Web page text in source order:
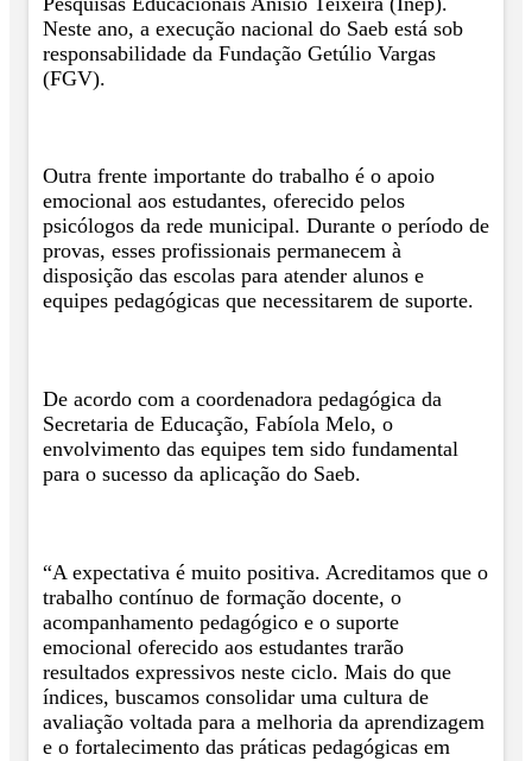
Neste ano, a execução nacional do Saeb está sob
responsabilidade da Fundação Getúlio Vargas
(FGV).
Outra frente importante do trabalho é o apoio
emocional aos estudantes, oferecido pelos
psicólogos da rede municipal. Durante o período de
provas, esses profissionais permanecem à
disposição das escolas para atender alunos e
equipes pedagógicas que necessitarem de suporte.
De acordo com a coordenadora pedagógica da
Secretaria de Educação, Fabíola Melo, o
envolvimento das equipes tem sido fundamental
para o sucesso da aplicação do Saeb.
“A expectativa é muito positiva. Acreditamos que o
trabalho contínuo de formação docente, o
acompanhamento pedagógico e o suporte
emocional oferecido aos estudantes trarão
resultados expressivos neste ciclo. Mais do que
índices, buscamos consolidar uma cultura de
avaliação voltada para a melhoria da aprendizagem
e o fortalecimento das práticas pedagógicas em